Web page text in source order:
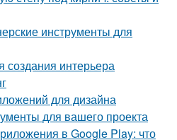
инструменты для
интерьера
для дизайна
для вашего проекта
в Google Play: что